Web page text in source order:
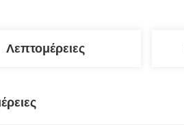
Λεπτομέρειες